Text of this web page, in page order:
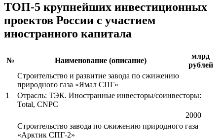
ТОП-5 крупнейших инвестиционных
проектов России с участием
иностранного капитала
№ Наименование (описание)
млрд
рублей
1
Строительство и развитие завода по сжижению
природного газа «Ямал СПГ»
Отрасль: ТЭК. Иностранные инвесторы/соинвесторы:
Total, CNPC
2000
Строительство завода по сжижению природного газа
«Арктик СПГ-2»